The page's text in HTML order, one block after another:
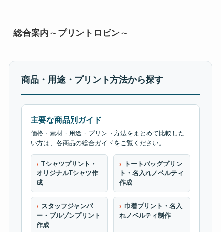
総合案内～プリントロビン～
商品・用途・プリント方法から探す
主要な商品別ガイド
価格・素材・用途・プリント方法をまとめて比較した
い方は、各商品の総合ガイドをご覧ください。
Tシャツプリント・
オリジナルTシャツ作
成
トートバッグプリン
ト・名入れノベルティ
作成
スタッフジャンパ
ー・ブルゾンプリント
作成
巾着プリント・名入
れノベルティ制作